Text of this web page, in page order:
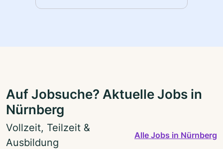
Auf Jobsuche? Aktuelle Jobs in
Nürnberg
Vollzeit, Teilzeit &
Ausbildung
Alle Jobs in Nürnberg